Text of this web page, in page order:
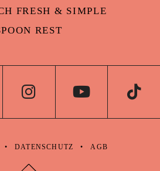
FRESH & SIMPLE
REST
DATENSCHUTZ AGB